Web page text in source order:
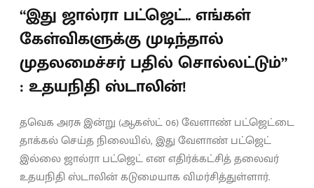
“இது ஜால்ரா பட்ஜெட்.. எங்கள்
கேள்விகளுக்கு முடிந்தால்
முதலமைச்சர் பதில் சொல்லட்டும்”
: உதயநிதி ஸ்டாலின்!
தவெக அரசு இன்று (ஆகஸ்ட் 06) வேளாண் பட்ஜெட்டை
தாக்கல் செய்த நிலையில், இது வேளாண் பட்ஜெட்
இல்லை ஜால்ரா பட்ஜெட் என எதிர்க்கட்சித் தலைவர்
உதயநிதி ஸ்டாலின் கடுமையாக விமர்சித்துள்ளார்.